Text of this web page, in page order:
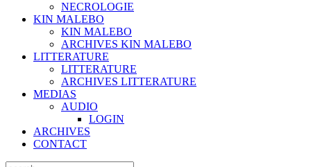
NECROLOGIE
KIN MALEBO
KIN MALEBO
ARCHIVES KIN MALEBO
LITTERATURE
LITTERATURE
ARCHIVES LITTERATURE
MEDIAS
AUDIO
LOGIN
ARCHIVES
CONTACT